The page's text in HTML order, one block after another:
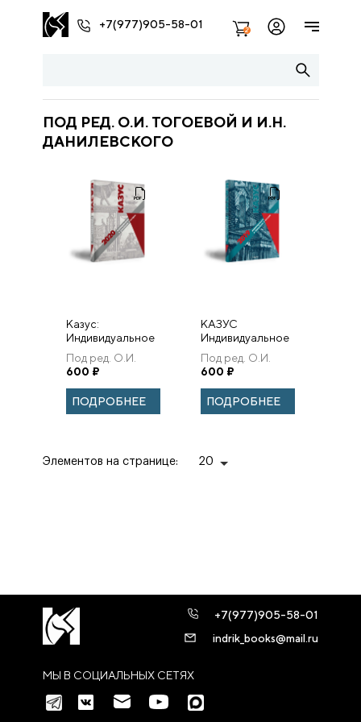
+7(977)905-58-01 2
ПОД РЕД. О.И. ТОГОЕВОЙ И И.Н.
ДАНИЛЕВСКОГО
Казус:
Индивидуальное
и уникальное в
истории — 2020.
Вып. 15.
Под ред. О.И.
Тогоевой и И.Н.
600 ₽
ПОДРОБНЕЕ
КАЗУС
Индивидуальное
и уникальное в
истории — 2019.
Вып.14
Под ред. О.И.
Тогоевой и И.Н.
600 ₽
ПОДРОБНЕЕ
Элементов на странице: 20
МЫ В СОЦИАЛЬНЫХ СЕТЯХ
+7(977)905-58-01
indrik_books@mail.ru